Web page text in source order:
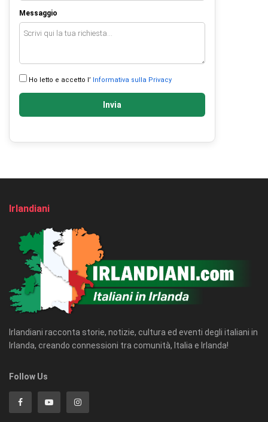
Messaggio
Ho letto e accetto l’ Informativa sulla Privacy
Invia
Irlandiani
Irlandiani racconta storie, notizie, cultura ed eventi degli italiani in
Irlanda, creando connessioni tra comunità, Italia e Irlanda!
Follow Us